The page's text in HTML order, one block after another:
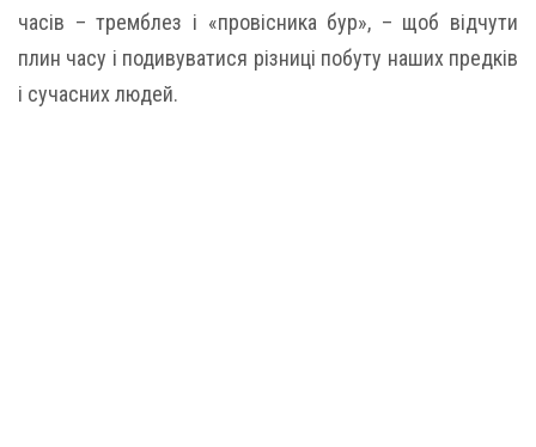
часів – тремблез і «провісника бур», – щоб відчути
плин часу і подивуватися різниці побуту наших предків
і сучасних людей.